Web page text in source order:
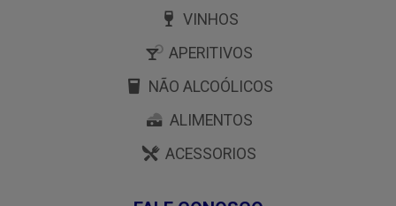
VINHOS
APERITIVOS
NÃO ALCOÓLICOS
ALIMENTOS
ACESSORIOS